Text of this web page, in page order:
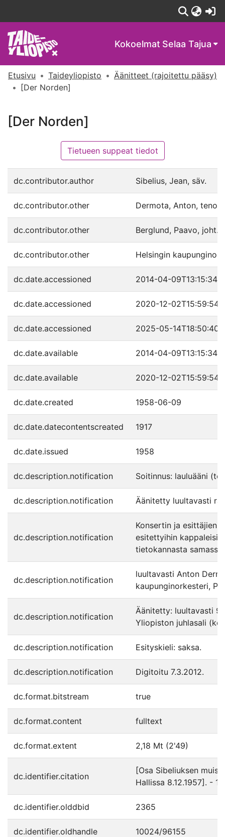
Kokoelmat Selaa Tajua
Etusivu Taideyliopisto
Äänitteet (rajoitettu pääsy)
[Der Norden]
[Der Norden]
Tietueen suppeat tiedot
dc.contributor.author Sibelius, Jean, säv.
dc.contributor.other Dermota, Anton, tenori.
dc.contributor.other Berglund, Paavo, joht.
dc.contributor.other Helsingin
dc.date.accessioned 2014-04-09T13:15:34Z
dc.date.accessioned 2020-12-02T15:59:54Z
dc.date.accessioned 2025-05-14T18:50:40Z
dc.date.available 2014-04-09T13:15:34Z
dc.date.available 2020-12-02T15:59:54Z
dc.date.created 1958-06-09
dc.date.datecontentscreated 1917
dc.date.issued 1958
dc.description.notification Soitinnus: lauluääni
dc.description.notification Äänitetty luultavasti
dc.description.notification
Konsertin ja esittäjien
esitettyihin
tietokannasta
dc.description.notification
luultavasti Anton
kaupunginorkesteri,
dc.description.notification
Äänitetty: luultavasti
Yliopiston juhlasali
dc.description.notification Esityskieli: saksa.
dc.description.notification Digitoitu 7.3.2012.
dc.format.bitstream true
dc.format.content fulltext
dc.format.extent 2,18 Mt (2'49)
dc.identifier.citation
[Osa Sibeliuksen
Hallissa 8.12.1957]. - 1
dc.identifier.olddbid 2365
dc.identifier.oldhandle 10024/96155